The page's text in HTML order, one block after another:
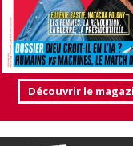
Découvrir le